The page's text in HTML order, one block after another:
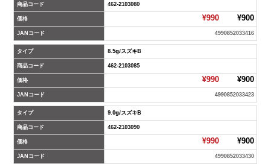
商品コード 462-2103080
価格 ¥990¥900
JANコード 4990852033416
タイプ 8.5g/スズキB
商品コード 462-2103085
価格 ¥990¥900
JANコード 4990852033423
タイプ 9.0g/スズキB
商品コード 462-2103090
価格 ¥990¥900
JANコード 4990852033430